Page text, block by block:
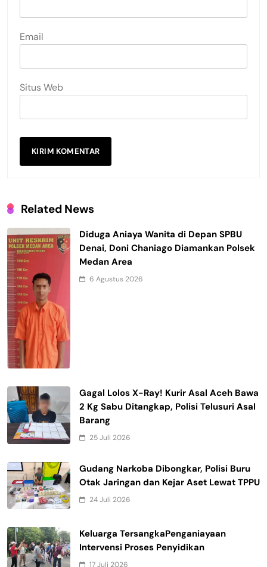
Email
Situs Web
Related News
Diduga Aniaya Wanita di Depan SPBU
Denai, Doni Chaniago Diamankan Polsek
Medan Area
6 Agustus 2026
Gagal Lolos X-Ray! Kurir Asal Aceh Bawa
2 Kg Sabu Ditangkap, Polisi Telusuri Asal
Barang
25 Juli 2026
Gudang Narkoba Dibongkar, Polisi Buru
Otak Jaringan dan Kejar Aset Lewat TPPU
24 Juli 2026
Keluarga TersangkaPenganiayaan
Intervensi Proses Penyidikan
17 Juli 2026